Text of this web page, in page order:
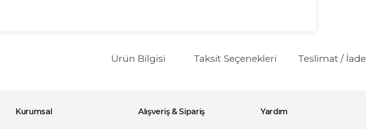
Ürün Bilgisi Taksit Seçenekleri Teslimat / İade
Kurumsal Alışveriş & Sipariş Yardım